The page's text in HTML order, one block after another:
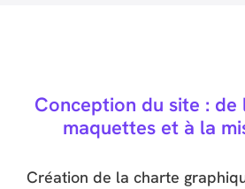
Conception du site : de
maquettes et à la
Création de la charte